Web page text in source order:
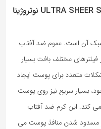
بافت دلخواه کرم ضد آفتاب ULTRA SHEER SPF70 نوتروژینا
سبک آن است. عموم ضد آفتاب
فیلترهای مختلف بافت بسیار
متعدد برای پوست ایجاد
بسیار سریع نیز روی پوست
کند. این کرم ضد آفتاب
از مسدود شدن منافذ پوست می